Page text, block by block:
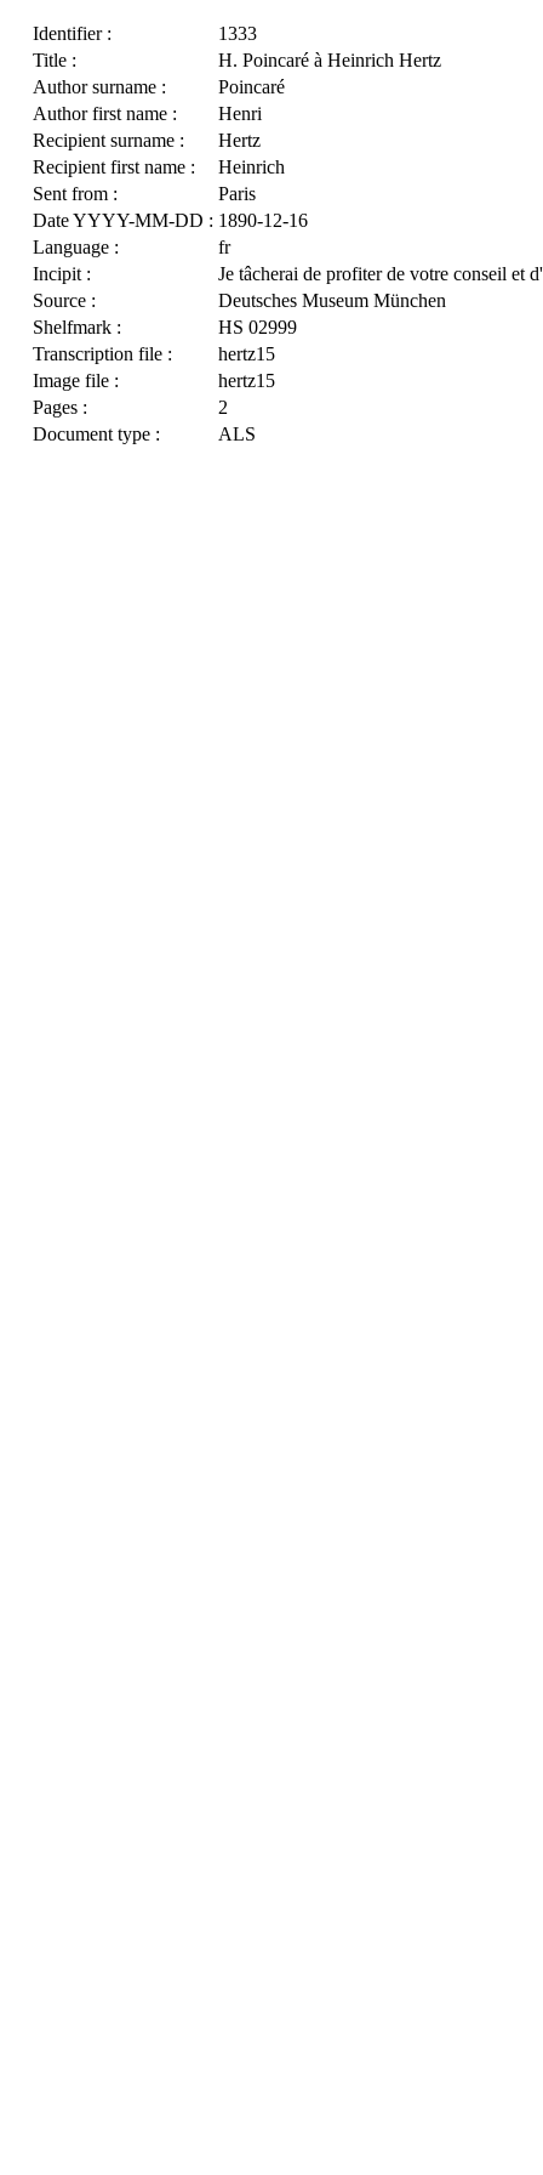
Identifier :
1333
Title :
H. Poincaré à Heinrich Hertz
Author surname :
Poincaré
Author first name :
Henri
Recipient surname :
Hertz
Recipient first name :
Heinrich
Sent from :
Paris
Date YYYY-MM-DD : 1890-12-16
Language :
fr
Incipit :
Je tâcherai de profiter de votre conseil et
Source :
Deutsches Museum München
Shelfmark :
HS 02999
Transcription file :
hertz15
Image file :
hertz15
Pages :
2
Document type :
ALS